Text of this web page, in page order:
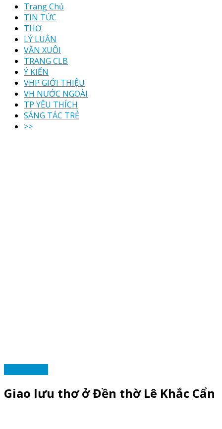
Trang Chủ
TIN TỨC
THƠ
LÝ LUẬN
VĂN XUÔI
TRANG CLB
Ý KIẾN
VHP GIỚI THIỆU
VH NƯỚC NGOÀI
TP YÊU THÍCH
SÁNG TÁC TRẺ
>>
Giao lưu thơ ở Đền thờ Lê Khắc Cẩn